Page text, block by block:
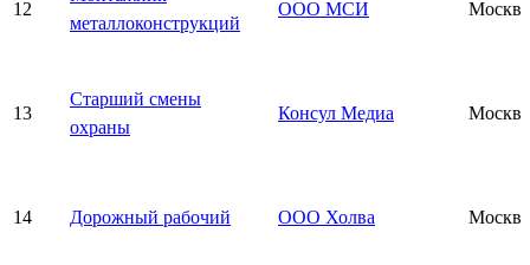
12
металлоконструкций
ООО МСИ Москва
13
Старший смены
охраны
Консул Медиа Москва
14 Дорожный рабочий ООО Холва Москва